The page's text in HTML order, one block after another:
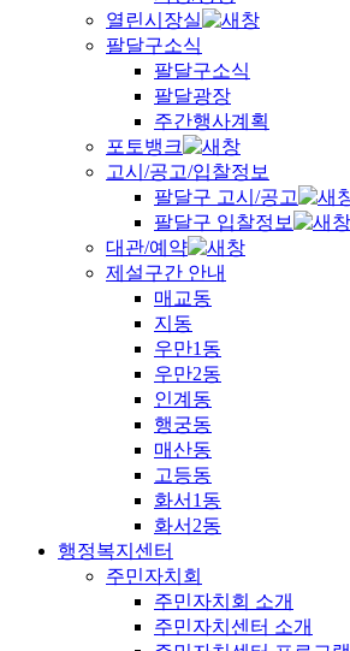
열린시장실
팔달구소식
팔달구소식
팔달광장
주간행사계획
포토뱅크
고시/공고/입찰정보
팔달구 고시/공고
팔달구 입찰정보
대관/예약
제설구간 안내
매교동
지동
우만1동
우만2동
인계동
행궁동
매산동
고등동
화서1동
화서2동
행정복지센터
주민자치회
주민자치회 소개
주민자치센터 소개